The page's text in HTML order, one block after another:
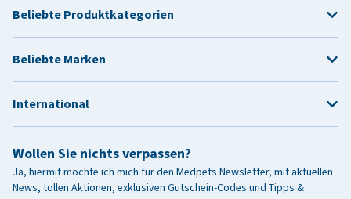
Wollen Sie nichts verpassen?
Ja, hiermit möchte ich mich für den Medpets Newsletter, mit aktuellen
News, tollen Aktionen, exklusiven Gutschein-Codes und Tipps &
Beliebte Produktkategorien
Beliebte Marken
International